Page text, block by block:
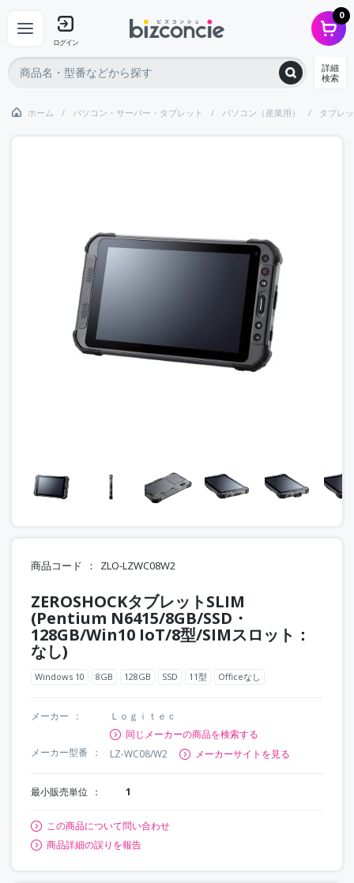
ログイン
0
詳細
検索
ホーム パソコン・サーバー・タブレット パソコン（産業用） タブレ
商品コード ZLO-LZWC08W2
ZEROSHOCKタブレットSLIM
(Pentium N6415/8GB/SSD・
128GB/Win10 IoT/8型/SIMスロット：
なし)
Windows 10 8GB 128GB SSD 11型 Officeなし
メーカー
Ｌｏｇｉｔｅｃ
同じメーカーの商品を検索する
メーカー型番
LZ-WC08/W2 メーカーサイトを見る
最小販売単位 1
この商品について問い合わせ
商品詳細の誤りを報告